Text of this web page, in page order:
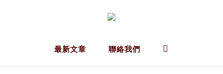
最新文章 聯絡我們